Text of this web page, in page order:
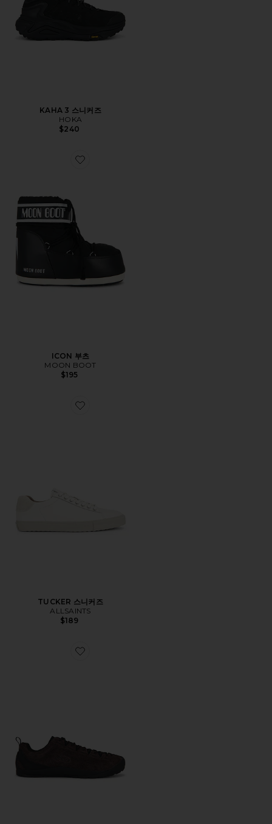
KAHA 3 스니커즈
HOKA
$240
Favorite ICON 부츠
ICON 부츠
MOON BOOT
$195
Favorite TUCKER 스니커즈
TUCKER 스니커즈
ALLSAINTS
$189
Favorite 스니커즈